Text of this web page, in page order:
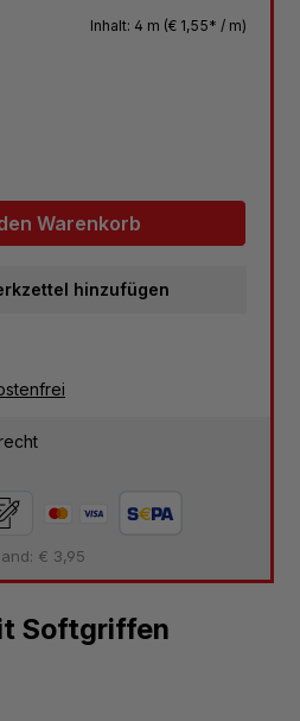
Inhalt: 4 m (€ 1,55* / m)
Warenkorb
hinzufügen
€ 3,95
Softgriffen